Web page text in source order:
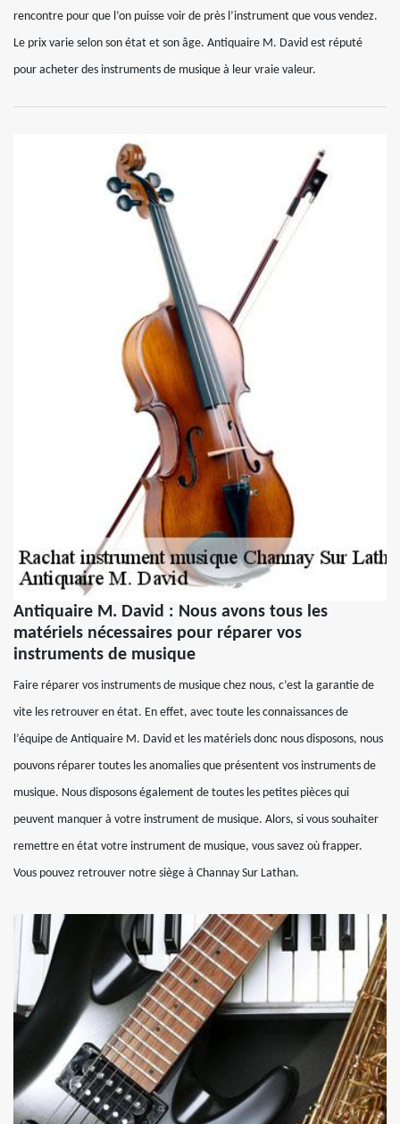
rencontre pour que l’on puisse voir de près l’instrument que vous vendez.
Le prix varie selon son état et son âge. Antiquaire M. David est réputé
pour acheter des instruments de musique à leur vraie valeur.
Antiquaire M. David : Nous avons tous les
matériels nécessaires pour réparer vos
instruments de musique
Faire réparer vos instruments de musique chez nous, c’est la garantie de
vite les retrouver en état. En effet, avec toute les connaissances de
l’équipe de Antiquaire M. David et les matériels donc nous disposons, nous
pouvons réparer toutes les anomalies que présentent vos instruments de
musique. Nous disposons également de toutes les petites pièces qui
peuvent manquer à votre instrument de musique. Alors, si vous souhaiter
remettre en état votre instrument de musique, vous savez où frapper.
Vous pouvez retrouver notre siège à Channay Sur Lathan.